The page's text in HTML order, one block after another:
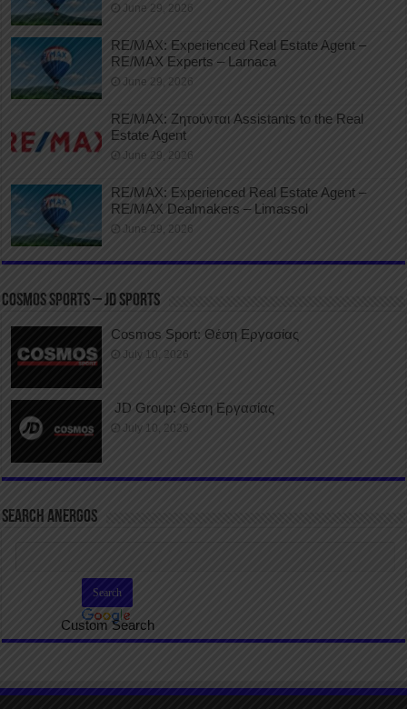
June 29, 2026
RE/MAX: Experienced Real Estate Agent –
RE/MAX Experts – Larnaca
June 29, 2026
RE/MAX: Ζητούνται Assistants to the Real
Estate Agent
June 29, 2026
RE/MAX: Experienced Real Estate Agent –
RE/MAX Dealmakers – Limassol
June 29, 2026
COSMOS SPORTS – JD SPORTS
Cosmos Sport: Θέση Εργασίας
July 10, 2026
JD Group: Θέση Εργασίας
July 10, 2026
SEARCH ANERGOS
Custom Search